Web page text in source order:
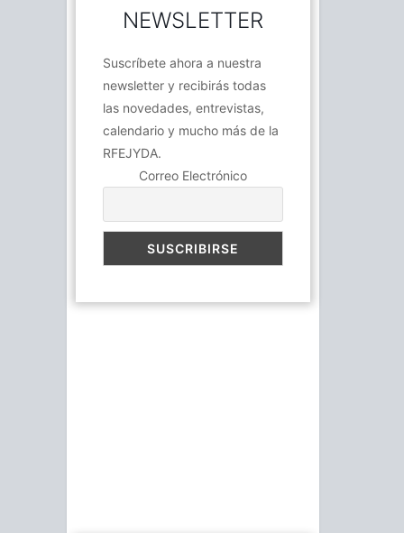
NEWSLETTER
Suscríbete ahora a nuestra
newsletter y recibirás todas
las novedades, entrevistas,
calendario y mucho más de la
RFEJYDA.
Correo Electrónico